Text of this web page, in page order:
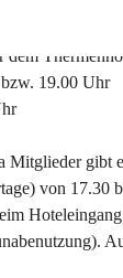
19.00 Uhr
Mitglieder gibt
von 17.30